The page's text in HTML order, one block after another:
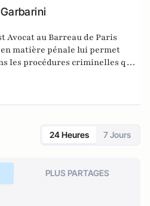
au Barreau de Paris
en matière pénale lui permet
les procédures criminelles qui
d’assises ou la Cour
délictuelles dont sont
dans sa défense le dirigeant
délits financiers.
24 Heures 7 Jours
PLUS PARTAGES